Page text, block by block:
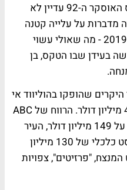
המספרים שמאחורי שידור טקס האוסקר ה-92 עדיין לא
מדברות על עלייה קטנה
נוספת בכמות הצופים יחסית ל-2019 - מה שאולי עשוי
בעידן שבו הטקס, בן
2020 היה אחד היקרים שהופקו בהוליווד אי
פעם: עלות הפקתו נאמדת ב-44 מיליון דולר. הרווח של ABC
מפרסומות במהלך האירוע עמד על 149 מיליון דולר, העיר
לוס אנג'לס קיבלה מהאירוע בוסט כלכלי של 130 מיליון
"פרזיטים", צפויות